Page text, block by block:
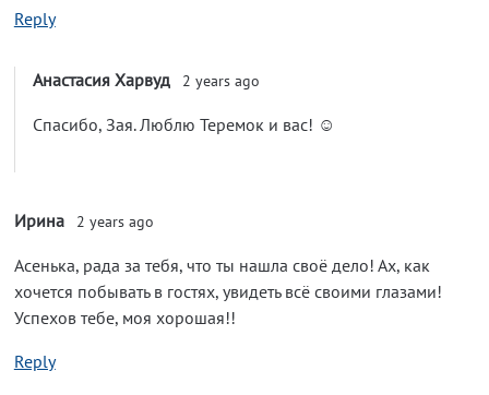
Reply
Анастасия Харвуд 2 years ago
Спасибо, Зая. Люблю Теремок и вас! ☺️
Ирина 2 years ago
Асенька, рада за тебя, что ты нашла своё дело! Ах, как
хочется побывать в гостях, увидеть всё своими глазами!
Успехов тебе, моя хорошая!!
Reply